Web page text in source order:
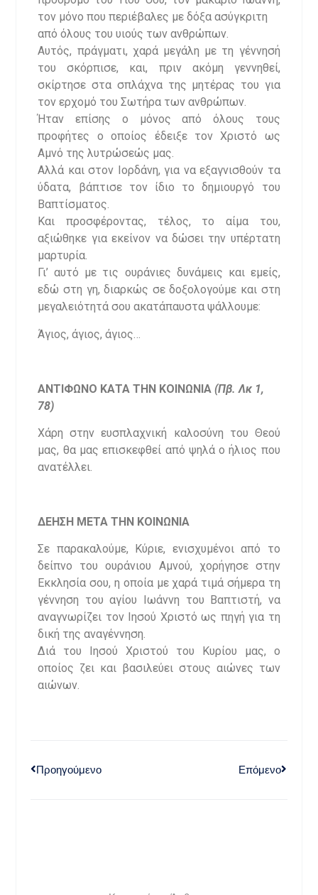
τον μόνο που περιέβαλες με δόξα ασύγκριτη
από όλους του υιούς των ανθρώπων.
Αυτός, πράγματι, χαρά μεγάλη με τη γέννησή
του σκόρπισε, και, πριν ακόμη γεννηθεί,
σκίρτησε στα σπλάχνα της μητέρας του για
τον ερχομό του Σωτήρα των ανθρώπων.
Ήταν επίσης ο μόνος από όλους τους
προφήτες ο οποίος έδειξε τον Χριστό ως
Αμνό της λυτρώσεώς μας.
Αλλά και στον Ιορδάνη, για να εξαγνισθούν τα
ύδατα, βάπτισε τον ίδιο το δημιουργό του
Βαπτίσματος.
Και προσφέροντας, τέλος, το αίμα του,
αξιώθηκε για εκείνον να δώσει την υπέρτατη
μαρτυρία.
Γι’ αυτό με τις ουράνιες δυνάμεις και εμείς,
εδώ στη γη, διαρκώς σε δοξολογούμε και στη
μεγαλειότητά σου ακατάπαυστα ψάλλουμε:
Άγιος, άγιος, άγιος…
ΑΝΤΙΦΩΝΟ ΚΑΤΑ ΤΗΝ ΚΟΙΝΩΝΙΑ(Πβ. Λκ 1,
78)
Χάρη στην ευσπλαχνική καλοσύνη του Θεού
μας, θα μας επισκεφθεί από ψηλά ο ήλιος που
ανατέλλει.
ΔΕΗΣΗ ΜΕΤΑ ΤΗΝ ΚΟΙΝΩΝΙΑ
Σε παρακαλούμε, Κύριε, ενισχυμένοι από το
δείπνο του ουράνιου Αμνού, χορήγησε στην
Εκκλησία σου, η οποία με χαρά τιμά σήμερα τη
γέννηση του αγίου Ιωάννη του Βαπτιστή, να
αναγνωρίζει τον Ιησού Χριστό ως πηγή για τη
δική της αναγέννηση.
Διά του Ιησού Χριστού του Κυρίου μας, ο
οποίος ζει και βασιλεύει στους αιώνες των
αιώνων.
Προηγούμενο Επόμενο